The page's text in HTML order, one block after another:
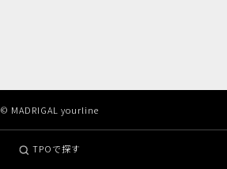
TPOで探す
© MADRIGAL yourline